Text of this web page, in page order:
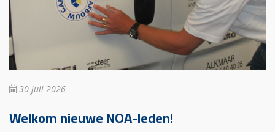
30 juli 2026
Welkom nieuwe NOA-leden!